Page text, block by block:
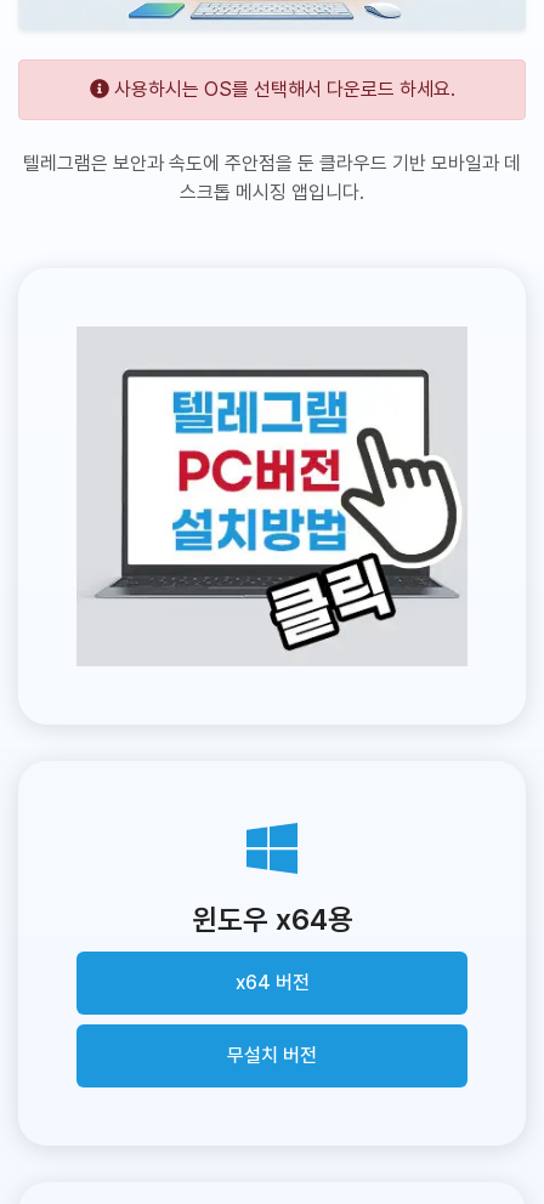
사용하시는 OS를 선택해서 다운로드 하세요.
텔레그램은 보안과 속도에 주안점을 둔 클라우드 기반 모바일과 데
스크톱 메시징 앱입니다.
윈도우 x64용
x64 버전
무설치 버전